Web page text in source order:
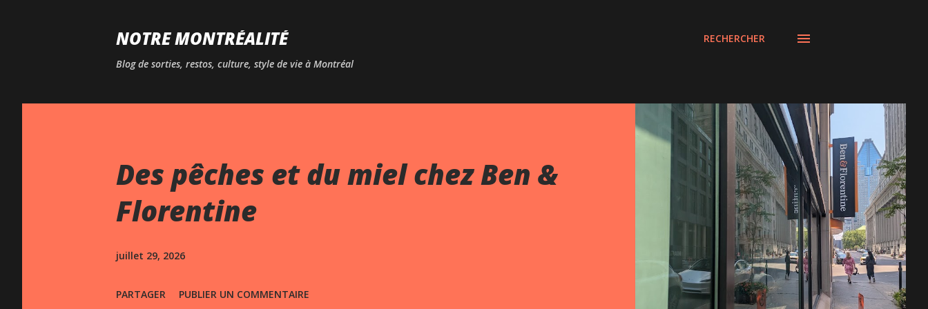
NOTRE MONTRÉALITÉ
Blog de sorties, restos, culture, style de vie à Montréal
RECHERCHER
Des pêches et du miel chez Ben &
Florentine
juillet 29, 2026
PARTAGER PUBLIER UN COMMENTAIRE